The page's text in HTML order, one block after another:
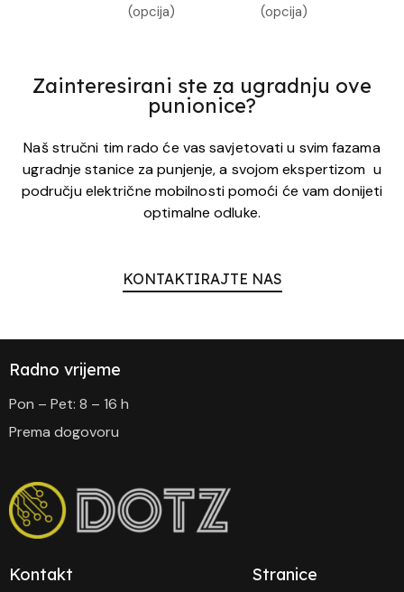
(opcija)
(opcija)
Zainteresirani ste za ugradnju ove
punionice?
Naš stručni tim rado će vas savjetovati u svim fazama
ugradnje stanice za punjenje, a svojom ekspertizom u
području električne mobilnosti pomoći će vam donijeti
optimalne odluke.
KONTAKTIRAJTE NAS
Radno vrijeme
Pon – Pet: 8 – 16 h
Prema dogovoru
Kontakt Stranice